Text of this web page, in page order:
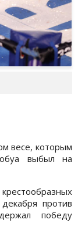
весе, которым
выбыл на
против
победу